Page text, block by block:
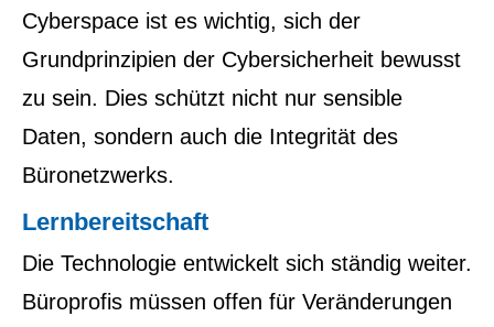
Cyberspace ist es wichtig, sich der
Grundprinzipien der Cybersicherheit bewusst
zu sein. Dies schützt nicht nur sensible
Daten, sondern auch die Integrität des
Büronetzwerks.
Lernbereitschaft
Die Technologie entwickelt sich ständig weiter.
Büroprofis müssen offen für Veränderungen